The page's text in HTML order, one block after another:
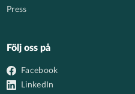
Press
Följ oss på
Facebook
LinkedIn